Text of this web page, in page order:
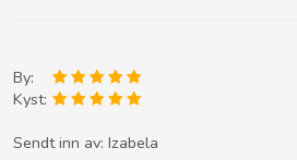
By:
Kyst:
Sendt inn av: Izabela